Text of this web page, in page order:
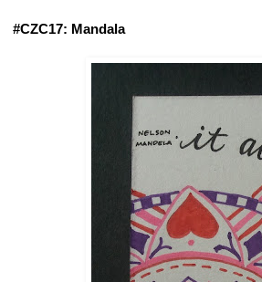
#CZC17: Mandala